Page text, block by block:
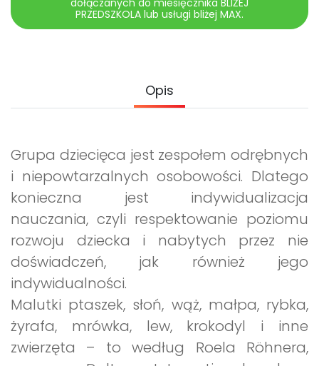
Pomoc
Promocje
dołączanych do miesięcznika BLIŻEJ
PRZEDSZKOLA lub usługi bliżej MAX.
Opis
Grupa dziecięca jest zespołem odrębnych
i niepowtarzalnych osobowości. Dlatego
konieczna jest indywidualizacja
nauczania, czyli respektowanie poziomu
rozwoju dziecka i nabytych przez nie
doświadczeń, jak również jego
indywidualności.
Malutki ptaszek, słoń, wąż, małpa, rybka,
żyrafa, mrówka, lew, krokodyl i inne
zwierzęta – to według Roela Röhnera,